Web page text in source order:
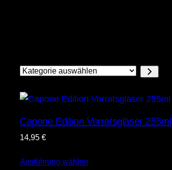
Kategorie
auswählen
Capone Edition Vorratsgläser 255ml
14,95 €
Ausführung wählen